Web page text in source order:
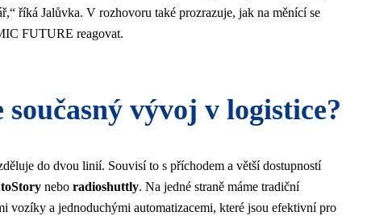
říká Jalůvka. V rozhovoru také prozrazuje, jak na měnící se
FUTURE reagovat.
vývoj v logistice?
do dvou linií. Souvisí to s příchodem a větší dostupností
nebo radioshuttly. Na jedné straně máme tradiční
vozíky a jednoduchými automatizacemi, které jsou efektivní pro